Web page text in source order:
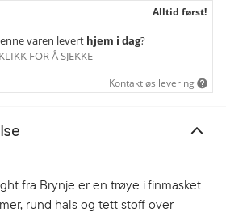
Alltid først!
varen levert hjem i dag?
KLIKK FOR Å SJEKKE
Kontaktløs levering
fra Brynje er en trøye i finmasket
rund hals og tett stoff over